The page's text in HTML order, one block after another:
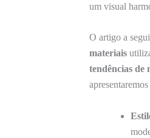
um visual
O artigo a
materiais
tendências de